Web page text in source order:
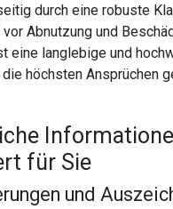
durch eine robuste
Abnutzung und
eine langlebige und
die höchsten Ansprüchen
für Sie
und